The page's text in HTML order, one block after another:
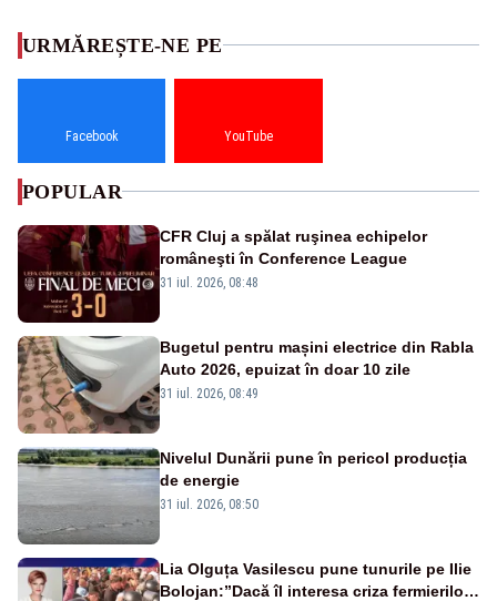
URMĂREȘTE-NE PE
Facebook YouTube
POPULAR
CFR Cluj a spălat ruşinea echipelor
româneşti în Conference League
31 iul. 2026, 08:48
Bugetul pentru mașini electrice din Rabla
Auto 2026, epuizat în doar 10 zile
31 iul. 2026, 08:49
Nivelul Dunării pune în pericol producția
de energie
31 iul. 2026, 08:50
Lia Olguța Vasilescu pune tunurile pe Ilie
Bolojan:”Dacă îl interesa criza fermierilor